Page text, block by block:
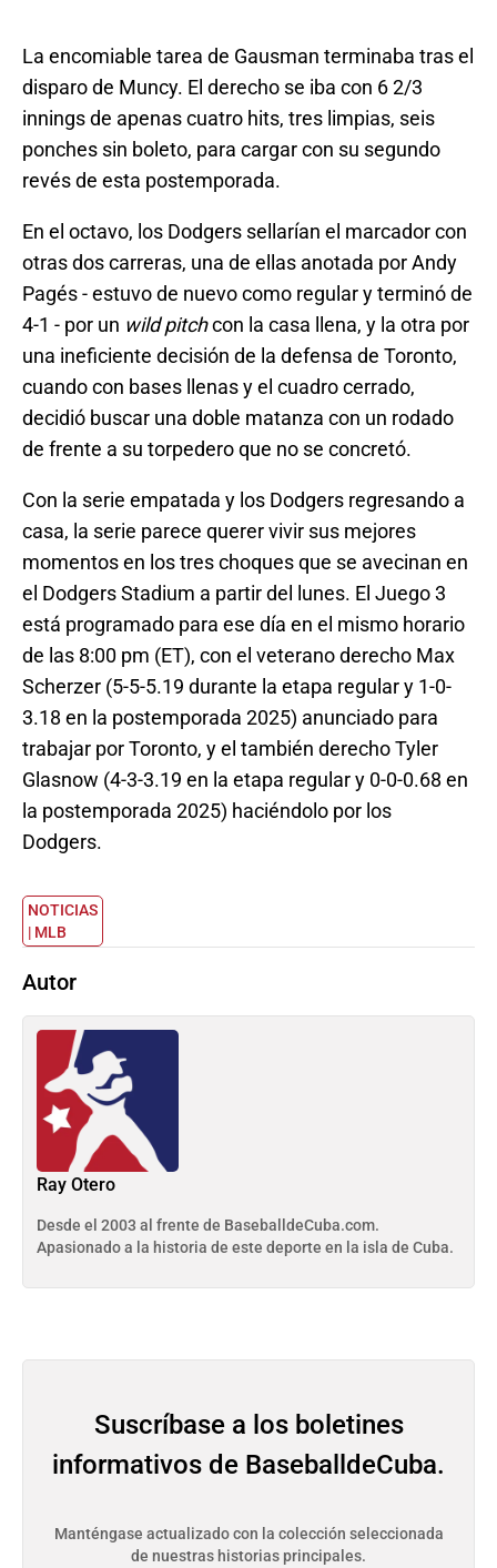
La encomiable tarea de Gausman terminaba tras el
disparo de Muncy. El derecho se iba con 6 2/3
innings de apenas cuatro hits, tres limpias, seis
ponches sin boleto, para cargar con su segundo
revés de esta postemporada.
En el octavo, los Dodgers sellarían el marcador con
otras dos carreras, una de ellas anotada por Andy
Pagés - estuvo de nuevo como regular y terminó de
4-1 - por un wild pitchcon la casa llena, y la otra por
una ineficiente decisión de la defensa de Toronto,
cuando con bases llenas y el cuadro cerrado,
decidió buscar una doble matanza con un rodado
de frente a su torpedero que no se concretó.
Con la serie empatada y los Dodgers regresando a
casa, la serie parece querer vivir sus mejores
momentos en los tres choques que se avecinan en
el Dodgers Stadium a partir del lunes. El Juego 3
está programado para ese día en el mismo horario
de las 8:00 pm (ET), con el veterano derecho Max
Scherzer (5-5-5.19 durante la etapa regular y 1-0-
3.18 en la postemporada 2025) anunciado para
trabajar por Toronto, y el también derecho Tyler
Glasnow (4-3-3.19 en la etapa regular y 0-0-0.68 en
la postemporada 2025) haciéndolo por los
Dodgers.
NOTICIAS
| MLB
Autor
Ray Otero
Desde el 2003 al frente de BaseballdeCuba.com.
Apasionado a la historia de este deporte en la isla de Cuba.
Suscríbase a los boletines
informativos de BaseballdeCuba.
Manténgase actualizado con la colección seleccionada
de nuestras historias principales.